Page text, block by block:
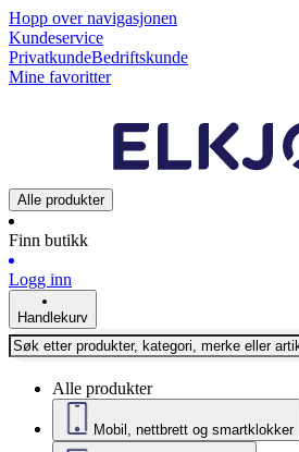
Hopp over navigasjonen
Kundeservice
PrivatkundeBedriftskunde
Mine favoritter
Alle produkter
Finn butikk
Logg inn
Handlekurv
Alle produkter
Mobil, nettbrett og smartklokker